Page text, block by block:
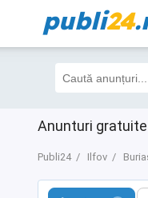
publi24
Anunturi
Publi24 Ilfov
Filtre 2